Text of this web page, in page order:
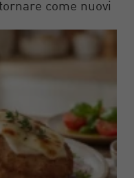
come nuovi